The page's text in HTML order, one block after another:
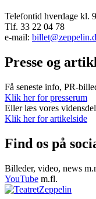
Telefontid hverdage kl.
Tlf. 33 22 04 78
e-mail:
Presse og
Få seneste info, PR-
Klik her for presserum
Eller læs vores
Klik her for artikelside
Find os på
Billeder, video, news
YouTube m.fl.